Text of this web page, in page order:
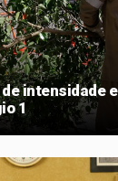
intensidade
1